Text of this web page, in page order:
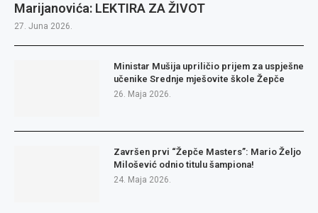
Marijanovića: LEKTIRA ZA ŽIVOT
27. Juna 2026.
Ministar Mušija upriličio prijem za uspješne
učenike Srednje mješovite škole Žepče
26. Maja 2026.
Završen prvi “Žepče Masters”: Mario Željo
Milošević odnio titulu šampiona!
24. Maja 2026.